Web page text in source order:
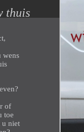
thuis
wens
of
toe
u niet